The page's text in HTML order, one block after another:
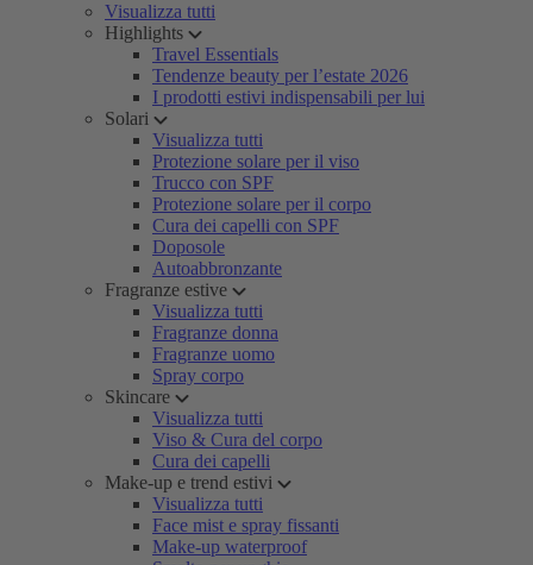
Visualizza tutti
Highlights
Travel Essentials
Tendenze beauty per l’estate 2026
I prodotti estivi indispensabili per lui
Solari
Visualizza tutti
Protezione solare per il viso
Trucco con SPF
Protezione solare per il corpo
Cura dei capelli con SPF
Doposole
Autoabbronzante
Fragranze estive
Visualizza tutti
Fragranze donna
Fragranze uomo
Spray corpo
Skincare
Visualizza tutti
Viso & Cura del corpo
Cura dei capelli
Make-up e trend estivi
Visualizza tutti
Face mist e spray fissanti
Make-up waterproof